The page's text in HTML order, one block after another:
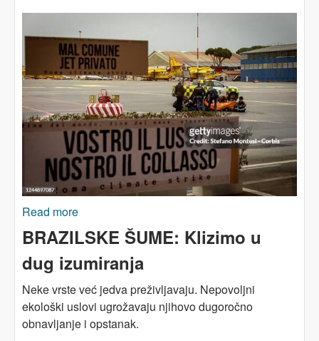
Read more
nejednakosti – neophodni korak ka rješenju
BRAZILSKE ŠUME: Klizimo u
dug izumiranja
Neke vrste već jedva preživljavaju. Nepovoljni
ekološki uslovi ugrožavaju njihovo dugoročno
obnavljanje i opstanak.